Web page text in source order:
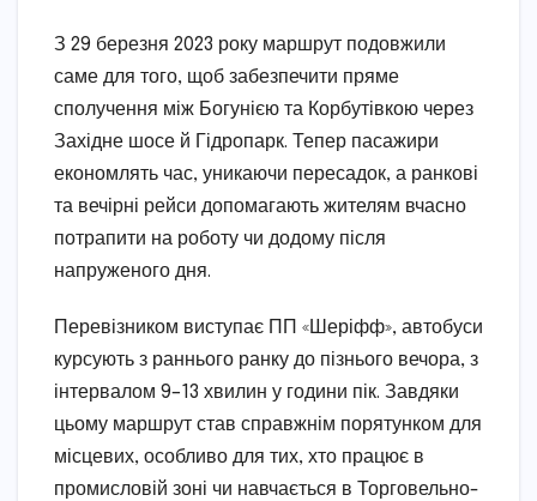
З 29 березня 2023 року маршрут подовжили
саме для того, щоб забезпечити пряме
сполучення між Богунією та Корбутівкою через
Західне шосе й Гідропарк. Тепер пасажири
економлять час, уникаючи пересадок, а ранкові
та вечірні рейси допомагають жителям вчасно
потрапити на роботу чи додому після
напруженого дня.
Перевізником виступає ПП «Шеріфф», автобуси
курсують з раннього ранку до пізнього вечора, з
інтервалом 9–13 хвилин у години пік. Завдяки
цьому маршрут став справжнім порятунком для
місцевих, особливо для тих, хто працює в
промисловій зоні чи навчається в Торговельно-